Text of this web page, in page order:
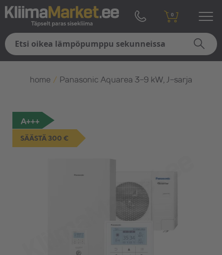
0
home / Panasonic Aquarea 3-9 kW, J-sarja
A+++
SÄÄSTÄ 300 €